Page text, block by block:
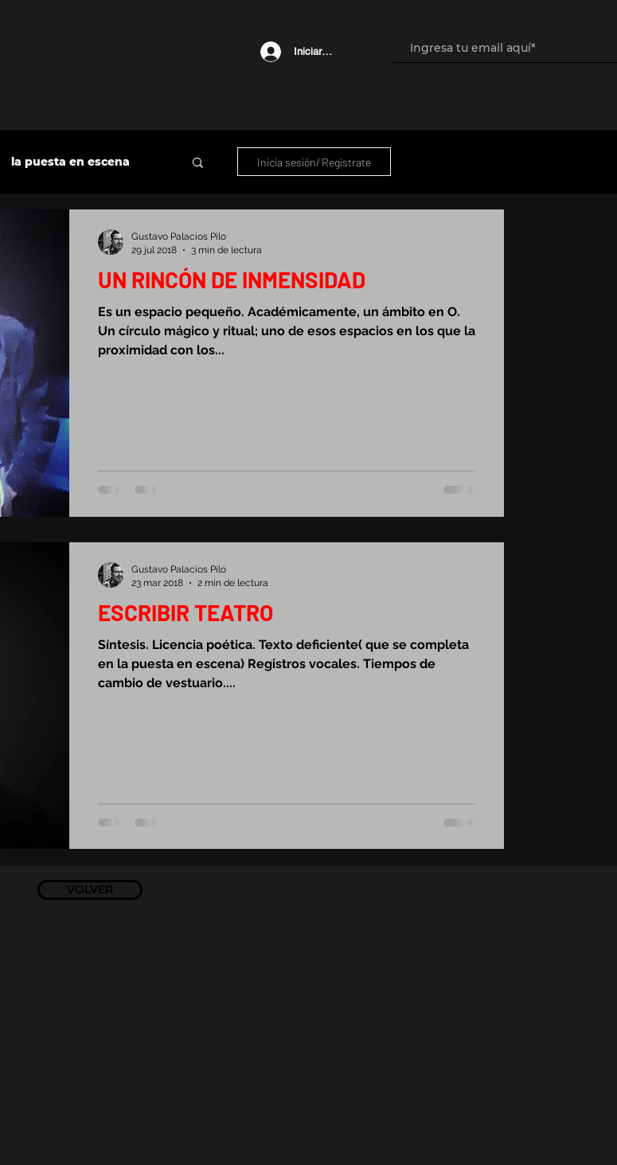
Iniciar sesión
la puesta en escena
profesional
Inicia sesión/ Regístrate
UN RINCÓN DE INMENSIDAD
Es un espacio pequeño. Académicamente, un ámbito en O.
Un círculo mágico y ritual; uno de esos espacios en los que la
proximidad con los...
Gustavo Palacios Pilo
29 jul 2018
3 min de lectura
ESCRIBIR TEATRO
Síntesis. Licencia poética. Texto deficiente( que se completa
en la puesta en escena) Registros vocales. Tiempos de
cambio de vestuario....
Gustavo Palacios Pilo
23 mar 2018
2 min de lectura
VOLVER